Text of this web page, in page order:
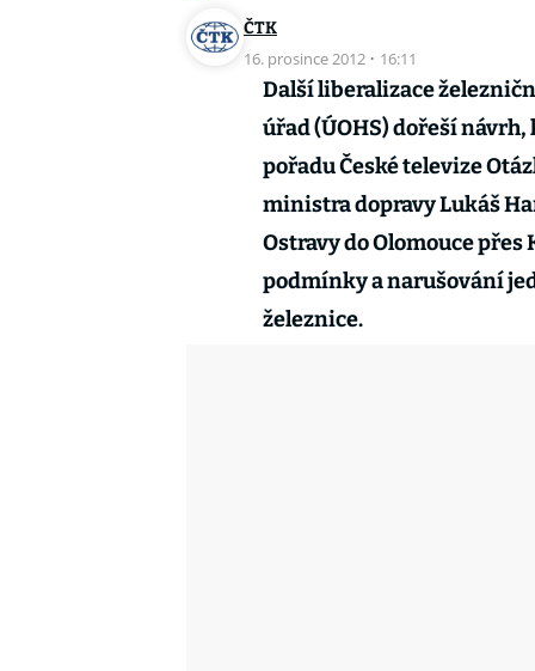
ČTK
16. prosince 2012 · 16:11
Další liberalizace
úřad (ÚOHS) dořeší
pořadu České televize
ministra dopravy Lukáš
Ostravy do Olomouce
podmínky a narušování
železnice.